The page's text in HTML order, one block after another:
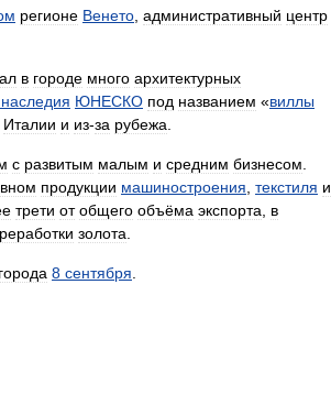
регионе Венето административный центр
в городе много архитектурных
наследия ЮНЕСКО под названием «виллы
Италии и из-за рубежа
с развитым малым и средним бизнесом
продукции машиностроения текстиля и
трети от общего объёма экспорта
в
золота
города 8 сентября